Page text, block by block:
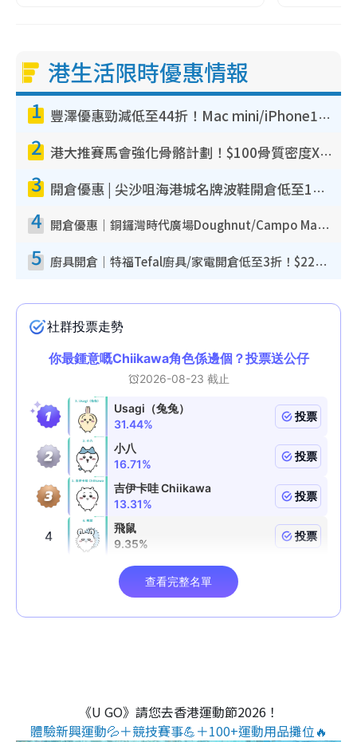
港生活限時優惠情報
1 豐澤優惠勁減低至44折！Mac mini/iPhone17Pro大減價！廚房家電$220起
2 港大推賽馬會強化骨骼計劃！$100骨質密度X光檢查 完成免費運動訓練送超市禮券！附參加資格
3 開倉優惠 | 尖沙咀海港城名牌波鞋開倉低至1折！On鞋$899起／Joy&Peace鞋履$98起
4 開倉優惠｜銅鑼灣時代廣場Doughnut/Campo Marzio開倉低至1折！背囊、書包、手袋劈價$200起
5 廚具開倉｜特福Tefal廚具/家電開倉低至3折！$220起買平底鍋/炒鑊/湯煲！電飯煲/吸塵機/燙斗$418起
《U GO》請您去香港運動節2026！
體驗新興運動💦＋競技賽事💪＋100+運動用品攤位🔥